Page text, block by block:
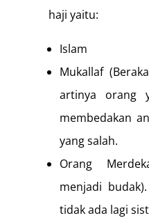
haji yaitu:
Islam
Mukallaf
artinya orang
membedakan
yang salah.
Orang
menjadi
tidak ada lagi